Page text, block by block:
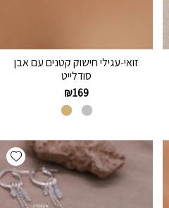
זואי-עגילי חישוק קטנים עם אבן
סודלייט
₪169
Add